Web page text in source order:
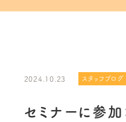
2024.10.23 スタッフブログ
セミナーに参